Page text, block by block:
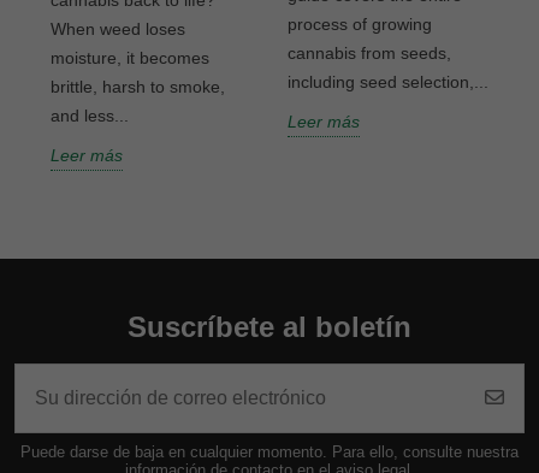
When weed loses
moisture, it becomes
brittle, harsh to smoke,
and less...
Leer más
process of growing
cannabis from seeds,
including seed selection,...
Leer más
Suscríbete al boletín
Puede darse de baja en cualquier momento. Para ello, consulte nuestra